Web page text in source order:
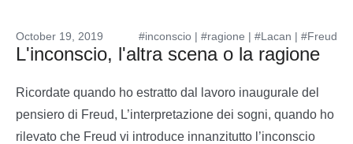
#inconscio | #ragione | #Lacan | #Freud
October 19, 2019
L'inconscio, l'altra scena o la ragione
Ricordate quando ho estratto dal lavoro inaugurale del
pensiero di Freud, L’interpretazione dei sogni, quando ho
rilevato che Freud vi introduce innanzitutto l’inconscio